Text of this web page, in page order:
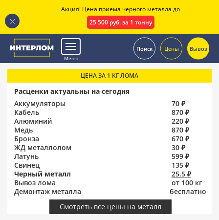
Меню
Поиск Цены Вывоз
ЦЕНА ЗА 1 КГ ЛОМА
Расценки актуальны на сегодня
Аккумуляторы
70 ₽
Кабель
870 ₽
Алюминий
220 ₽
Медь
870 ₽
Бронза
670 ₽
ЖД металлолом
30 ₽
Латунь
599 ₽
Свинец
135 ₽
Черный металл
25.5 ₽
Вывоз лома
от 100 кг
Демонтаж металла
бесплатно
Смотреть все цены на металл
Акция! Цена приема черного металла до
25 500 руб. за 1 тонну
.